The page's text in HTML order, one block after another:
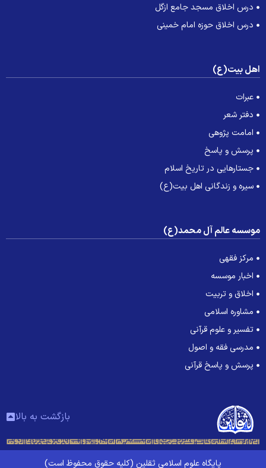
درس اخلاق مسجد جامع ازگل
درس اخلاق حوزه امام خمینی
بیت(ع)
عبرات
دفتر شعر
امامت پژوهی
پرسش و پاسخ
جستارهایی در تاریخ اسلام
سیره و زندگانی اهل بیت(ع)
عالم آل محمد(ع)
مرکز فقهی
اخبار موسسه
اخلاق و تربیت
مشاوره اسلامی
تفسیر و علوم قرآنی
مدرسی فقه و اصول
پرسش و پاسخ قرآنی
بازگشت به بالا
پایگاه علوم اسلامی ثقلین (کلیه حقوق محفوظ است)